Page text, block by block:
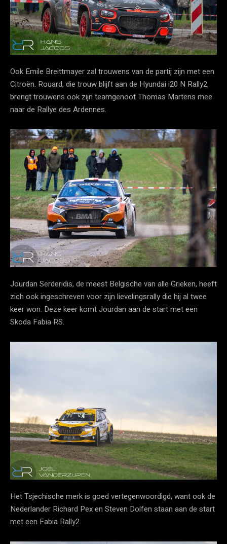
Ook Emile Breittmayer zal trouwens van de partij zijn met een
Citroën. Rouard, die trouw blijft aan de Hyundai i20 N Rally2,
brengt trouwens ook zijn teamgenoot Thomas Martens mee
naar de Rallye des Ardennes.
Jourdan Serderidis, de meest Belgische van alle Grieken, heeft
zich ook ingeschreven voor zijn lievelingsrally die hij al twee
keer won. Deze keer komt Jourdan aan de start met een
Skoda Fabia RS.
Het Tsjechische merk is goed vertegenwoordigd, want ook de
Nederlander Richard Pex en Steven Dolfen staan aan de start
met een Fabia Rally2.